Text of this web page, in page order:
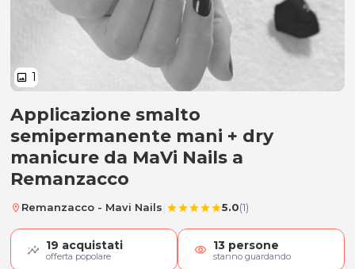
image 1
Applicazione Smalto
Applicazione smalto
semipermanente mani + dry
manicure da MaVi Nails a
Remanzacco
location_on Remanzacco - Mavi Nails starstarstarstarstar5.0(1)
19 acquistati
offerta popolare visibility 13 persone
stanno guardando